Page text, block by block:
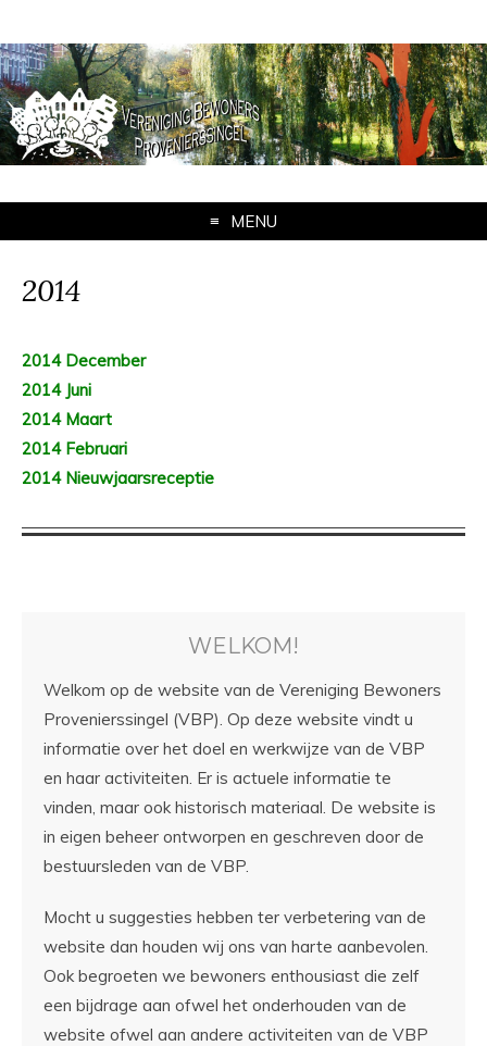
MENU
2014
2014 December
2014 Juni
2014 Maart
2014 Februari
2014 Nieuwjaarsreceptie
WELKOM!
Welkom op de website van de Vereniging Bewoners
Provenierssingel (VBP). Op deze website vindt u
informatie over het doel en werkwijze van de VBP
en haar activiteiten. Er is actuele informatie te
vinden, maar ook historisch materiaal. De website is
in eigen beheer ontworpen en geschreven door de
bestuursleden van de VBP.
Mocht u suggesties hebben ter verbetering van de
website dan houden wij ons van harte aanbevolen.
Ook begroeten we bewoners enthousiast die zelf
een bijdrage aan ofwel het onderhouden van de
website ofwel aan andere activiteiten van de VBP